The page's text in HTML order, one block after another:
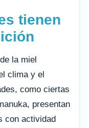
tienen
la miel
clima y el
como ciertas
presentan
con actividad